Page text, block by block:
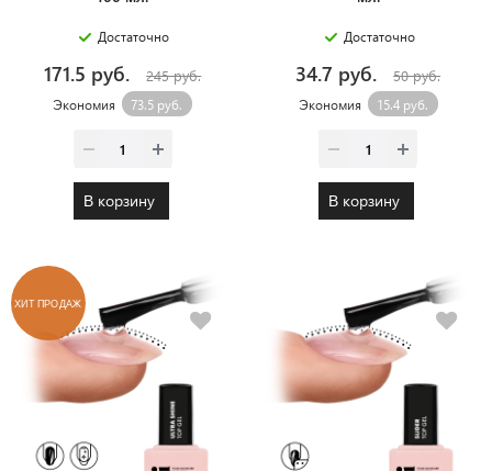
Достаточно
171.5 руб. 245 руб.
Экономия 73.5 руб.
В корзину
Достаточно
34.7 руб. 50 руб.
Экономия 15.4 руб.
В корзину
ХИТ ПРОДАЖ